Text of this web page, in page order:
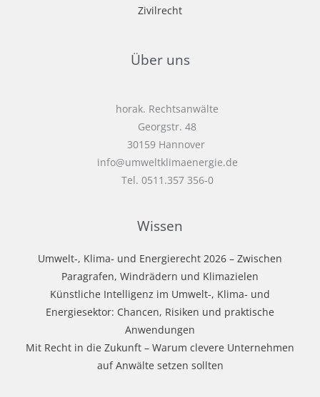
Zivilrecht
Über uns
horak. Rechtsanwälte
Georgstr. 48
30159 Hannover
info@umweltklimaenergie.de
Tel. 0511.357 356-0
Wissen
Umwelt‑, Klima‑ und Energierecht 2026 – Zwischen
Paragrafen, Windrädern und Klimazielen
Künstliche Intelligenz im Umwelt-, Klima- und
Energiesektor: Chancen, Risiken und praktische
Anwendungen
Mit Recht in die Zukunft – Warum clevere Unternehmen
auf Anwälte setzen sollten